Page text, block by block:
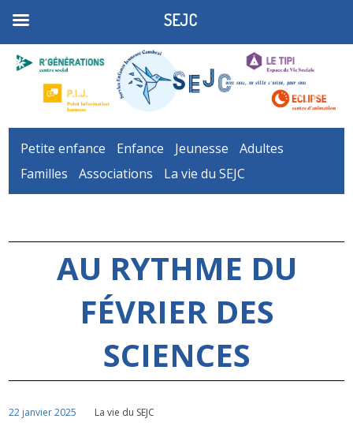
Petite enfance Enfance Jeunesse
Adultes
Familles
Associations La vie du SEJC
AU RYTHME DU
FÉVRIER DES
SCIENCES
22 janvier 2025 La vie du SEJC
SEJC